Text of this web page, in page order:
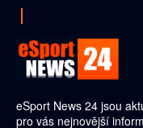
eSport News 24 jsou
pro vás nejnovější